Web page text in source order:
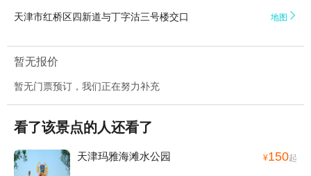
天津市红桥区四新道与丁字沽三号楼交口 地图 
暂无报价
暂无门票预订，我们正在努力补充
看了该景点的人还看了
天津玛雅海滩水公园 ¥150起